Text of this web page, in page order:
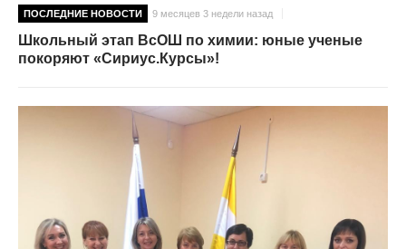
ПОСЛЕДНИЕ НОВОСТИ 9 месяцев 3 недели назад
Школьный этап ВсОШ по химии: юные ученые
покоряют «Сириус.Курсы»!